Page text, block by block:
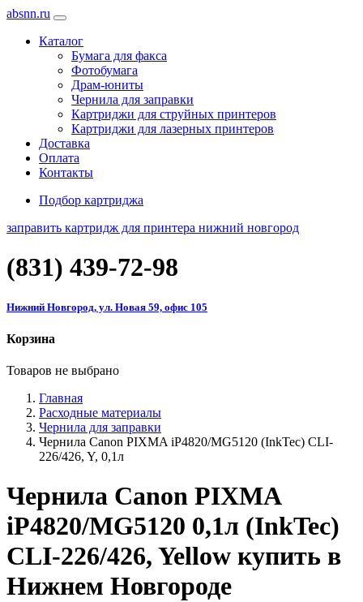
absnn.ru
Каталог
Бумага для факса
Фотобумага
Драм-юниты
Чернила для заправки
Картриджи для струйных принтеров
Картриджи для лазерных принтеров
Доставка
Оплата
Контакты
Подбор картриджа
заправить картридж для принтера нижний новгород
(831) 439-72-98
Нижний Новгород, ул. Новая 59, офис 105
Корзина
Товаров не выбрано
Главная
Расходные материалы
Чернила для заправки
Чернила Canon PIXMA iP4820/MG5120 (InkTec) CLI-
226/426, Y, 0,1л
Чернила Canon PIXMA
iP4820/MG5120 0,1л (InkTec)
CLI-226/426, Yellow купить в
Нижнем Новгороде